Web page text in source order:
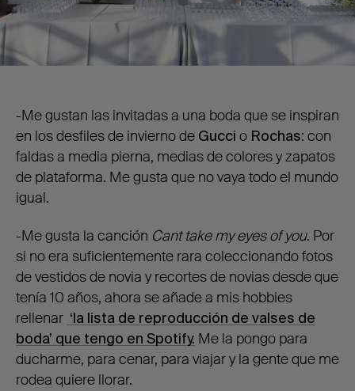
-Me gustan las invitadas a una boda que se inspiran
en los desfiles de invierno de Gucci o Rochas: con
faldas a media pierna, medias de colores y zapatos
de plataforma. Me gusta que no vaya todo el mundo
igual.
-Me gusta la canción Cant take my eyes of you. Por
si no era suficientemente rara coleccionando fotos
de vestidos de novia y recortes de novias desde que
tenía 10 años, ahora se añade a mis hobbies
rellenar ‘la lista de reproducción de valses de
boda’ que tengo en Spotify. Me la pongo para
ducharme, para cenar, para viajar y la gente que me
rodea quiere llorar.